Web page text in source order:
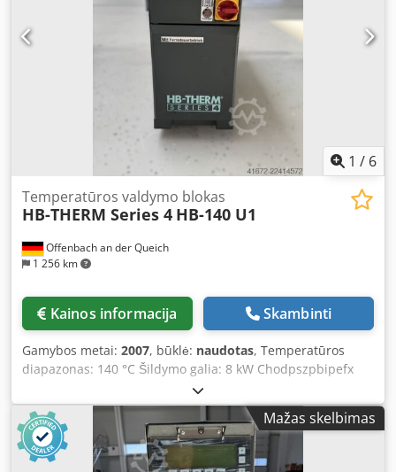
1 / 6
Offenbach an der Queich
1 256 km
Temperatūros valdymo blokas
HB-THERM Series 4 HB-140 U1
Kainos informacija Skambinti
Gamybos metai: 2007, būklė: naudotas, Temperatūros
diapazonas: 140 °C Šildymo galia: 8 kW Chodpszpbipefx
Aagsa Aušinimo galia: 30 kW Matmenys (ilgis–plotis–
aukštis): 0,70 x 0,20 x 0,50 m Apytikslis įrenginio svoris: 48
kg HB-Therm HB-140 U1, 4 serijos temperatūros
reguliatorius – vanduo iki 140 °C --> Apibrėžimas ir
konstrukcija
Mažas skelbimas